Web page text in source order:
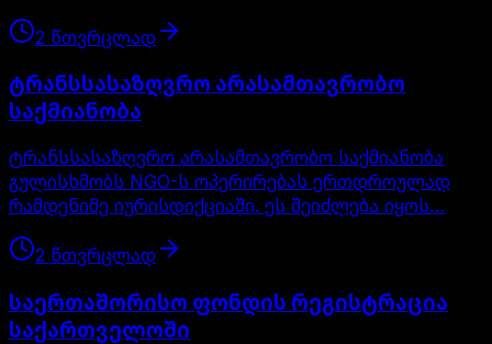
2 წთვრცლად
ტრანსსასაზღვრო არასამთავრობო
საქმიანობა
ტრანსსასაზღვრო არასამთავრობო საქმიანობა
გულისხმობს NGO-ს ოპერირებას ერთდროულად
რამდენიმე იურისდიქციაში. ეს შეიძლება იყოს…
2 წთვრცლად
საერთაშორისო ფონდის რეგისტრაცია
საქართველოში